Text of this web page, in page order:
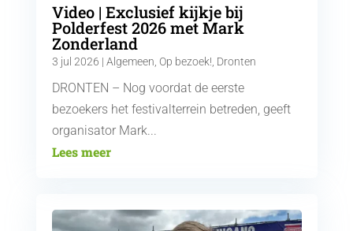
Video | Exclusief kijkje bij
Polderfest 2026 met Mark
Zonderland
3 jul 2026 | Algemeen Op bezoek! Dronten
DRONTEN – Nog voordat de eerste
bezoekers het festivalterrein betreden, geeft
organisator Mark...
Lees meer